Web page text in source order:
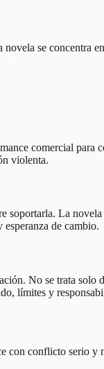
se
comercial
violenta.
La
de cambio.
No se trata
límites y
con conflicto serio